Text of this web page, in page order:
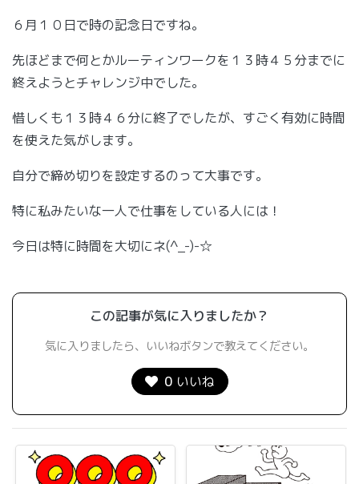
６月１０日で時の記念日ですね。
先ほどまで何とかルーティンワークを１３時４５分までに
終えようとチャレンジ中でした。
惜しくも１３時４６分に終了でしたが、すごく有効に時間
を使えた気がします。
自分で締め切りを設定するのって大事です。
特に私みたいな一人で仕事をしている人には！
今日は特に時間を大切にネ(^_-)-☆
この記事が気に入りましたか？
気に入りましたら、いいねボタンで教えてください。
0 いいね